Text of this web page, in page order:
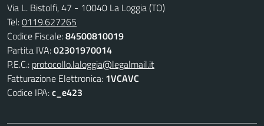
Via L. Bistolfi, 47 - 10040 La Loggia (TO)
Tel:0119.627265
Codice Fiscale:84500810019
Partita IVA:02301970014
P.E.C.: protocollo.laloggia@legalmail.it
Fatturazione Elettronica: 1VCAVC
Codice IPA:c_e423